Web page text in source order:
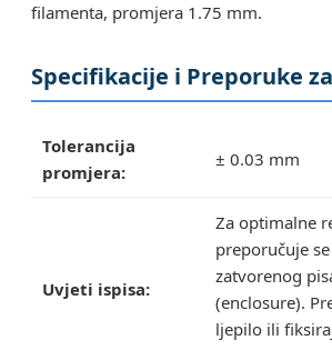
filamenta, promjera 1.75 mm.
Specifikacije i Preporuke
Tolerancija
promjera:
± 0.03 mm
Uvjeti ispisa:
Za optimalne
preporučuje
zatvorenog
(enclosure).
ljepilo ili